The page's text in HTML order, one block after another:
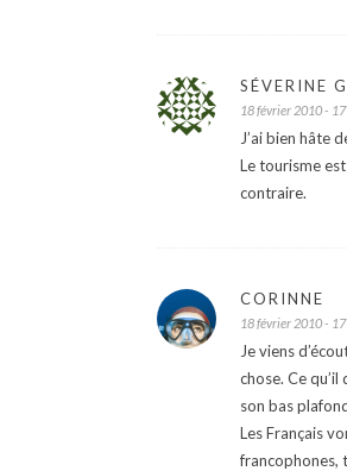
SÉVERINE
18 février 2010 -
J’ai bien hâte
Le tourisme
contraire.
CORINNE
18 février 2010 -
Je viens
chose. Ce
son bas
Les Français
francophones,